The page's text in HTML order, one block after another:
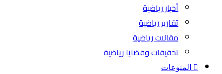
أخبار رياضية
تقارير رياضية
مقالات رياضية
تحقيقات وقضايا رياضية
المنوعات